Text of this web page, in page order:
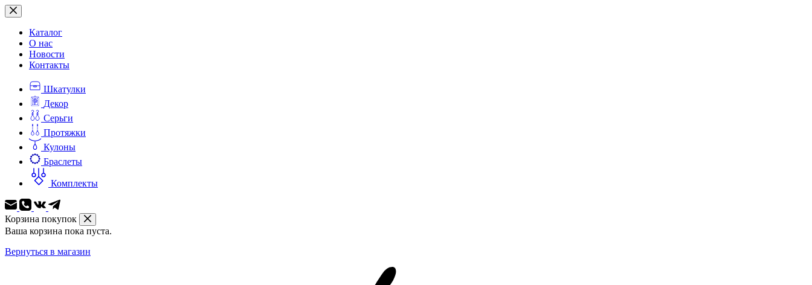
Перейти
к
сути
Каталог
О нас
Новости
Контакты
Шкатулки
Декор
Серьги
Протяжки
Кулоны
Браслеты
Комплекты
Корзина покупок
Ваша корзина пока пуста.
Вернуться в магазин